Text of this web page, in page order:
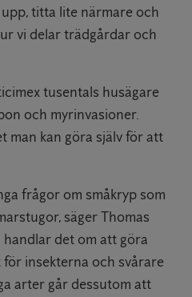
titta lite närmare och
vi delar trädgårdar och
tusentals husägare
och myrinvasioner.
man kan göra själv för att
frågor om småkryp som
säger Thomas
det om att göra
insekterna och svårare
arter går dessutom att